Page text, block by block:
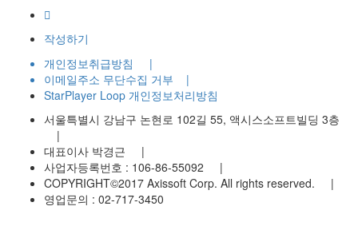
작성하기
개인정보취급방침 |
이메일주소 무단수집 거부 |
StarPlayer Loop 개인정보처리방침
서울특별시 강남구 논현로 102길 55, 액시스소프트빌딩 3층
|
대표이사 박경근 |
사업자등록번호 : 106-86-55092 |
COPYRIGHT©2017 Axissoft Corp. All rights reserved. |
영업문의 : 02-717-3450